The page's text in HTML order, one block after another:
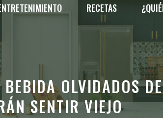
RECETAS
OLVIDADOS
SENTIR VIEJO